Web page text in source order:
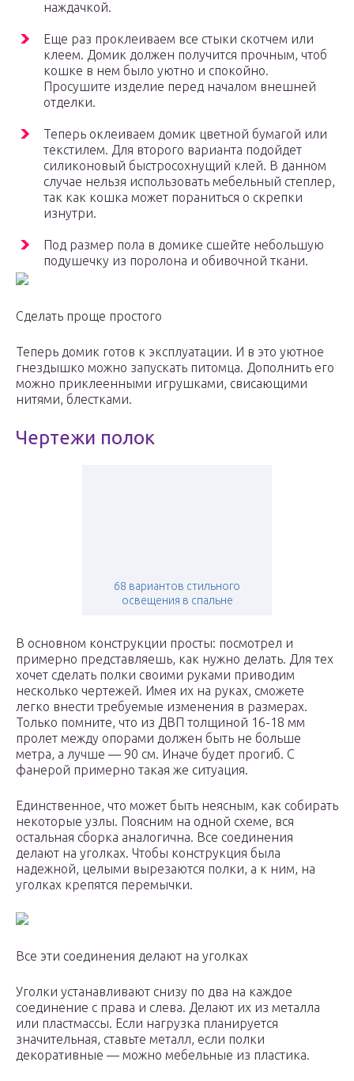
наждачкой.
Еще раз проклеиваем все стыки скотчем или
клеем. Домик должен получится прочным, чтоб
кошке в нем было уютно и спокойно.
Просушите изделие перед началом внешней
отделки.
Теперь оклеиваем домик цветной бумагой или
текстилем. Для второго варианта подойдет
силиконовый быстросохнущий клей. В данном
случае нельзя использовать мебельный степлер,
так как кошка может пораниться о скрепки
изнутри.
Под размер пола в домике сшейте небольшую
подушечку из поролона и обивочной ткани.
Сделать проще простого
Теперь домик готов к эксплуатации. И в это уютное
гнездышко можно запускать питомца. Дополнить его
можно приклеенными игрушками, свисающими
нитями, блестками.
Чертежи полок
68 вариантов стильного
освещения в спальне
В основном конструкции просты: посмотрел и
примерно представляешь, как нужно делать. Для тех
хочет сделать полки своими руками приводим
несколько чертежей. Имея их на руках, сможете
легко внести требуемые изменения в размерах.
Только помните, что из ДВП толщиной 16-18 мм
пролет между опорами должен быть не больше
метра, а лучше — 90 см. Иначе будет прогиб. С
фанерой примерно такая же ситуация.
Единственное, что может быть неясным, как собирать
некоторые узлы. Поясним на одной схеме, вся
остальная сборка аналогична. Все соединения
делают на уголках. Чтобы конструкция была
надежной, целыми вырезаются полки, а к ним, на
уголках крепятся перемычки.
Все эти соединения делают на уголках
Уголки устанавливают снизу по два на каждое
соединение с права и слева. Делают их из металла
или пластмассы. Если нагрузка планируется
значительная, ставьте металл, если полки
декоративные — можно мебельные из пластика.